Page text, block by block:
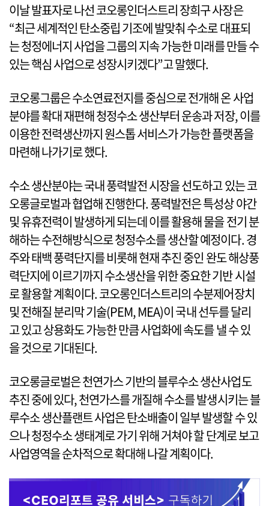
이날 발표자로 나선 코오롱인더스트리 장희구 사장은
“최근 세계적인 탄소중립 기조에 발맞춰 수소로 대표되
는 청정에너지 사업을 그룹의 지속 가능한 미래를 만들 수
있는 핵심 사업으로 성장시키겠다”고 말했다.
코오롱그룹은 수소연료전지를 중심으로 전개해 온 사업
분야를 확대 재편해 청정수소 생산부터 운송과 저장, 이를
이용한 전력생산까지 원스톱 서비스가 가능한 플랫폼을
마련해 나가기로 했다.
수소 생산분야는 국내 풍력발전 시장을 선도하고 있는 코
오롱글로벌과 협업해 진행한다. 풍력발전은 특성상 야간
및 유휴전력이 발생하게 되는데 이를 활용해 물을 전기 분
해하는 수전해방식으로 청정수소를 생산할 예정이다. 경
주와 태백 풍력단지를 비롯해 현재 추진 중인 완도 해상풍
력단지에 이르기까지 수소생산을 위한 중요한 기반 시설
로 활용할 계획이다. 코오롱인더스트리의 수분제어장치
및 전해질 분리막 기술(PEM, MEA)이 국내 선두를 달리
고 있고 상용화도 가능한 만큼 사업화에 속도를 낼 수 있
을 것으로 기대된다.
코오롱글로벌은 천연가스 기반의 블루수소 생산사업도
추진 중에 있다, 천연가스를 개질해 수소를 발생시키는 블
루수소 생산플랜트 사업은 탄소배출이 일부 발생할 수 있
으나 청정수소 생태계로 가기 위해 거쳐야 할 단계로 보고
사업영역을 순차적으로 확대해 나갈 계획이다.